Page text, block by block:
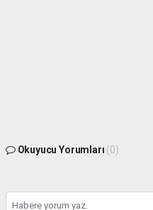
Okuyucu Yorumları (0)